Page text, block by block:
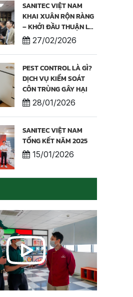
SANITEC VIỆT NAM
KHAI XUÂN RỘN RÀNG
– KHỞI ĐẦU THUẬN LỢI
NĂM 2026
27/02/2026
PEST CONTROL LÀ GÌ?
DỊCH VỤ KIỂM SOÁT
CÔN TRÙNG GÂY HẠI
28/01/2026
SANITEC VIỆT NAM
TỔNG KẾT NĂM 2025
15/01/2026